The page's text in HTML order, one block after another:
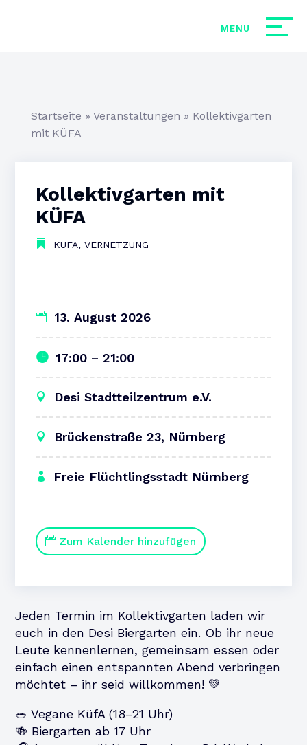
Startseite » Veranstaltungen » Kollektivgarten
mit KÜFA
Kollektivgarten mit
KÜFA
KÜFA,VERNETZUNG
13. August 2026
17:00 – 21:00
Desi Stadtteilzentrum e.V.
Brückenstraße 23, Nürnberg
Freie Flüchtlingsstadt Nürnberg
Zum Kalender hinzufügen
Jeden Termin im Kollektivgarten laden wir
euch in den Desi Biergarten ein. Ob ihr neue
Leute kennenlernen, gemeinsam essen oder
einfach einen entspannten Abend verbringen
möchtet – ihr seid willkommen! 💚
🥗 Vegane KüfA (18–21 Uhr)
🍻 Biergarten ab 17 Uhr